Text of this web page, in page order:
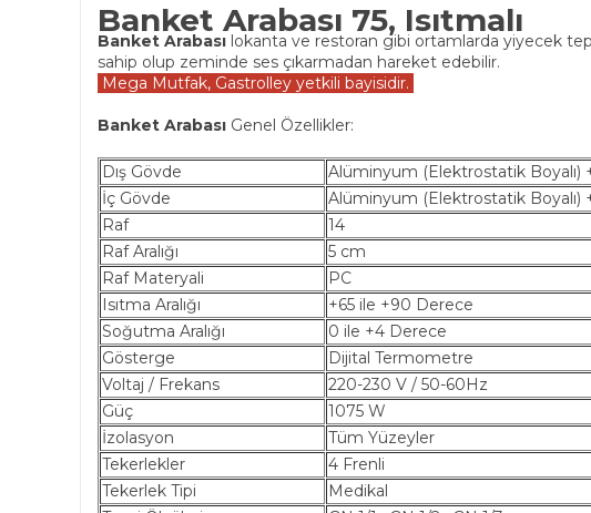
Banket Arabası 75, Isıtmalı
Banket Arabası lokanta ve restoran gibi ortamlarda yiyecek
sahip olup zeminde ses çıkarmadan hareket edebilir.
Mega Mutfak, Gastrolley yetkili bayisidir.
Banket Arabası Genel Özellikler:
Dış Gövde
Alüminyum (Elektrostatik Boyalı)
İç Gövde
Alüminyum (Elektrostatik Boyalı)
Raf
14
Raf Aralığı
5 cm
Raf Materyali
PC
Isıtma Aralığı
+65 ile +90 Derece
Soğutma Aralığı
0 ile +4 Derece
Gösterge
Dijital Termometre
Voltaj / Frekans
220-230 V / 50-60Hz
Güç
1075 W
İzolasyon
Tüm Yüzeyler
Tekerlekler
4 Frenli
Tekerlek Tipi
Medikal